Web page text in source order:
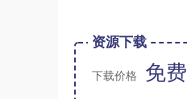
资源下载
下载价格 免费